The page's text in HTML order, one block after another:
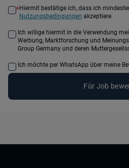
*
Hiermit bestätige ich, dass ich
Nutzungsbedingungen akzeptiere.
Werbung, Marktforschung und
Group Germany und deren
Ich möchte per WhatsApp über meine
Für Job